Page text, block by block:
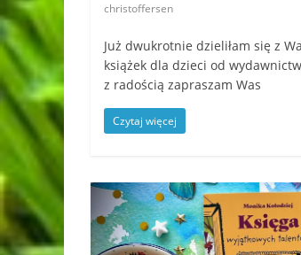
christoffersen
Już dwukrotnie dzieliłam się z
książek dla dzieci od
z radością zapraszam Was
Czytaj więcej